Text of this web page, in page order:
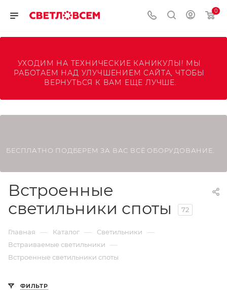
0
УХОДИМ НА ТЕХНИЧЕСКИЕ КАНИКУЛЫ! МЫ
РАБОТАЕМ НАД УЛУЧШЕНИЕМ САЙТА, ЧТОБЫ
ВЕРНУТЬСЯ К ВАМ ЕЩЕ ЛУЧШЕ.
БЕСПЛАТНО ПОДБЕРЕМ ЗА ВАС ВСЁ ОБОРУДОВАНИЕ.
Встроенные
светильники споты
72
Главная — Каталог — Светильники —
Встраиваемые светильники —
Встроенные светильники споты
ФИЛЬТР